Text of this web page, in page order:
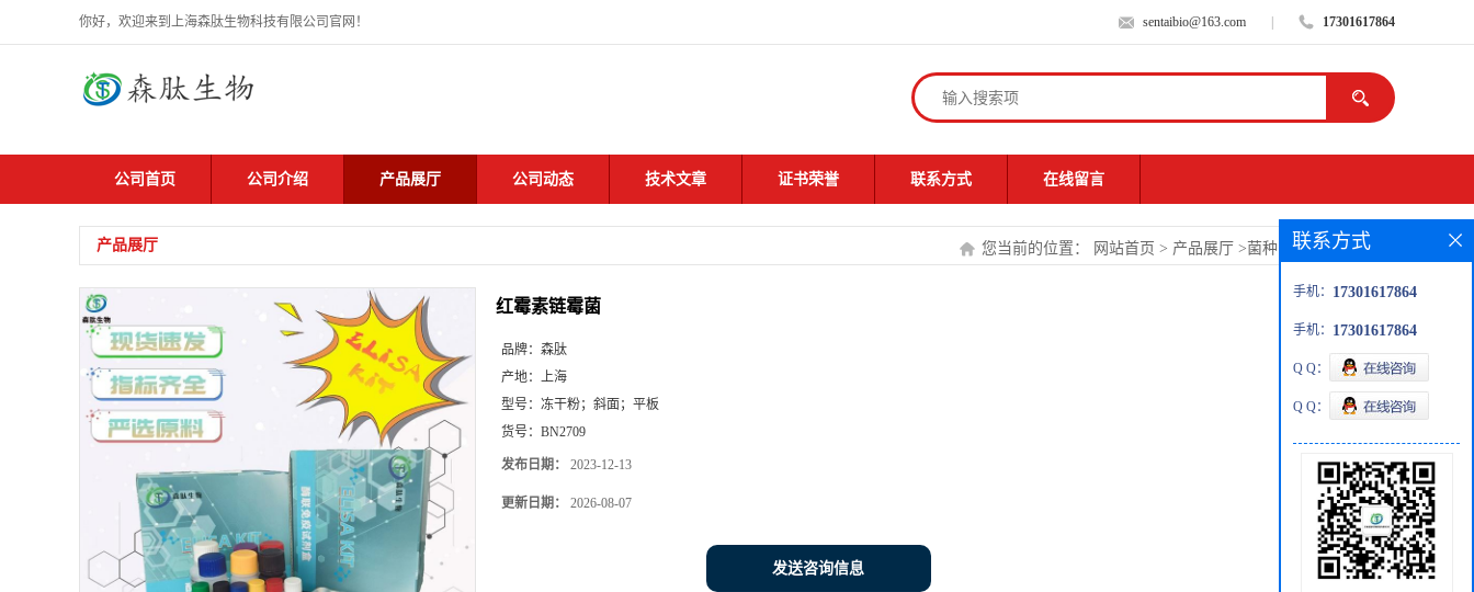
你好，欢迎来到上海森肽生物科技有限公司官网！ sentaibio@163.com 17301617864
公司首页 公司介绍 产品展厅 公司动态 技术文章 证书荣誉 联系方式 在线留言
产品展厅 您当前的位置： 网站首页 > 产品展厅 >菌种 红霉素链霉菌
红霉素链霉菌
品牌： 森肽
产地： 上海
型号： 冻干粉；斜面；平板
货号： BN2709
发布日期： 2023-12-13
更新日期： 2026-08-07
发送咨询信息
联系方式
手机： 17301617864
手机： 17301617864
Q Q：
Q Q：